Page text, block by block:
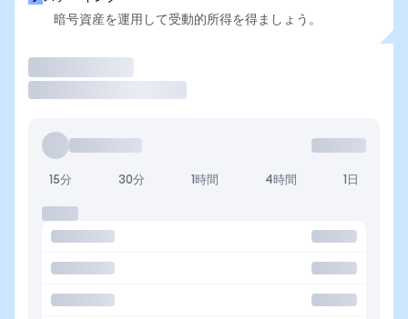
暗号資産を運用して受動的所得を得ましょう。
15分 30分 1時間 4時間 1日